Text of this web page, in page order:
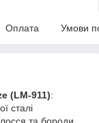
Оплата Умови
(LM-911):
сталі
та бороди.